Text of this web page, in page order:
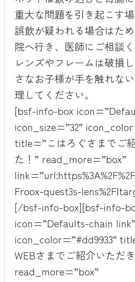
重大な問題を引き起こす場
誤飲が疑われる場合はた
院へ行き、医師にご相談く
レンズやフレームは破損
さなお子様が手を触れな
理してください。
[bsf-info-box
icon_size=”32″
title=”こはろぐさまでご
た！” read_more=”box”
Froox-quest3s-
[/bsf-info-box][bsf-info-
icon=”Defaults-chain
icon_color=”#dd9933″
WEBさまでご紹介いただ
read_more=”box”